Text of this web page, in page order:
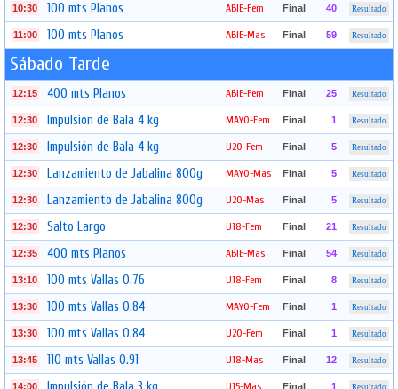
10:30 100 mts Planos ABIE-Fem Final 40 Resultado
11:00 100 mts Planos ABIE-Mas Final 59 Resultado
Sábado Tarde
12:15 400 mts Planos ABIE-Fem Final 25 Resultado
12:30 Impulsión de Bala 4 kg MAYO-Fem Final 1 Resultado
12:30 Impulsión de Bala 4 kg U20-Fem Final 5 Resultado
12:30 Lanzamiento de Jabalina 800g MAYO-Mas Final 5 Resultado
12:30 Lanzamiento de Jabalina 800g U20-Mas Final 5 Resultado
12:30 Salto Largo U18-Fem Final 21 Resultado
12:35 400 mts Planos ABIE-Mas Final 54 Resultado
13:10 100 mts Vallas 0.76 U18-Fem Final 8 Resultado
13:30 100 mts Vallas 0.84 MAYO-Fem Final 1 Resultado
13:30 100 mts Vallas 0.84 U20-Fem Final 1 Resultado
13:45 110 mts Vallas 0.91 U18-Mas Final 12 Resultado
14:00 U15-Mas Final 1 Resultado